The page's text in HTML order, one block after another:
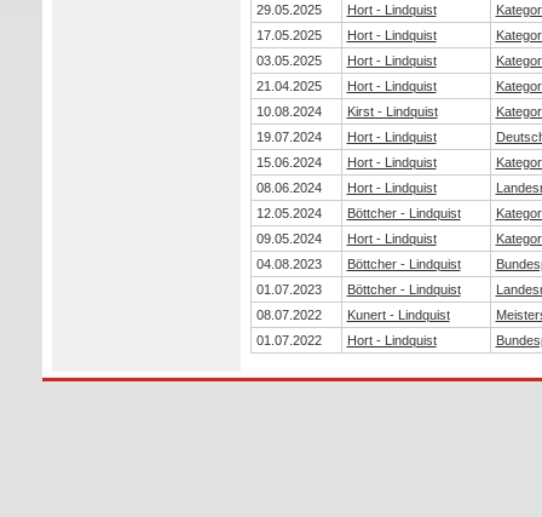
29.05.2025
Hort - Lindquist
17.05.2025
Hort - Lindquist
03.05.2025
Hort - Lindquist
21.04.2025
Hort - Lindquist
10.08.2024
Kirst - Lindquist
19.07.2024
Hort - Lindquist
15.06.2024
Hort - Lindquist
08.06.2024
Hort - Lindquist
12.05.2024
Böttcher - Lindquist
09.05.2024
Hort - Lindquist
04.08.2023
Böttcher - Lindquist
01.07.2023
Böttcher - Lindquist
08.07.2022
Kunert - Lindquist
01.07.2022
Hort - Lindquist